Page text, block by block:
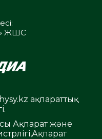
ЖШС
ақпараттық
Ақпарат және